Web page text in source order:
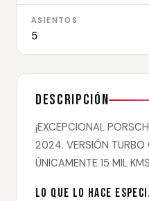
ASIENTOS
5
Descripción
¡EXCEPCIONAL
2024. VERSIÓN TURBO
ÚNICAMENTE 15 MIL
Lo que lo hace